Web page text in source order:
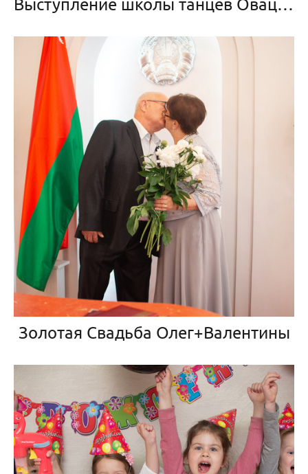
Выступление школы танцев Овация
Золотая Свадьба Олег+Валентины